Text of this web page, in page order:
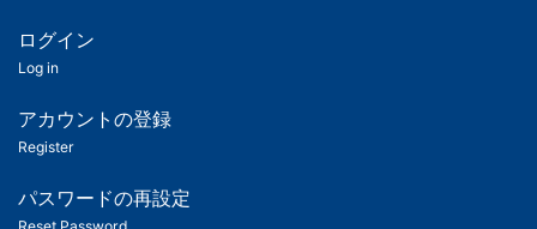
ツ
匿
名
ユ
ー
ログイン
Log in
アカウントの登録
Register
パスワードの再設定